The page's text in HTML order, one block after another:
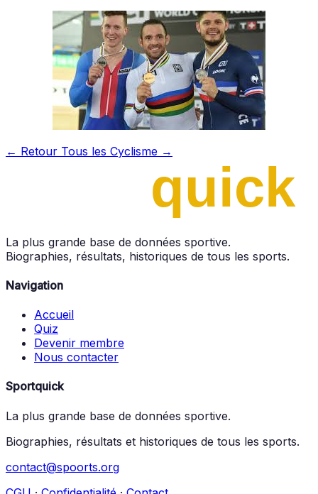
← Retour Tous les Cyclisme →
La plus grande base de données sportive.
Biographies, résultats, historiques de tous les sports.
Navigation
Accueil
Quiz
Devenir membre
Nous contacter
Sportquick
La plus grande base de données sportive.
Biographies, résultats et historiques de tous les sports.
contact@spoorts.org